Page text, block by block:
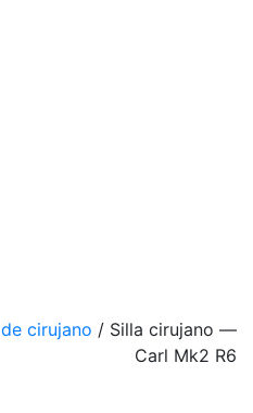
cirujano / Silla cirujano —
Carl Mk2 R6